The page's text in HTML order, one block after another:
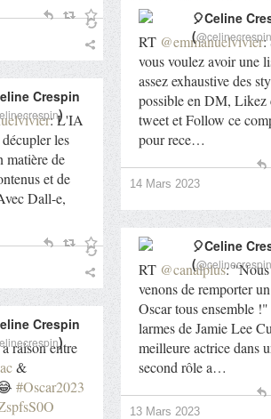
RT @emmanuelvivier:
vous voulez avoir une
assez exhaustive des
possible en DM, Likez
tweet et Follow ce
pour rece…
🎈Celine
(@celinecrespin
14 Mars 2023
: L'IA
les
matière de
et de
Dall-e,
Crespin
)
RT @canalplus: "Nous
venons de remporter un
Oscar tous ensemble
larmes de Jamie Lee
meilleure actrice dans
second rôle a…
🎈Celine
(@celinecrespin
13 Mars 2023
raison entre
&
#Oscar2023
Crespin
)